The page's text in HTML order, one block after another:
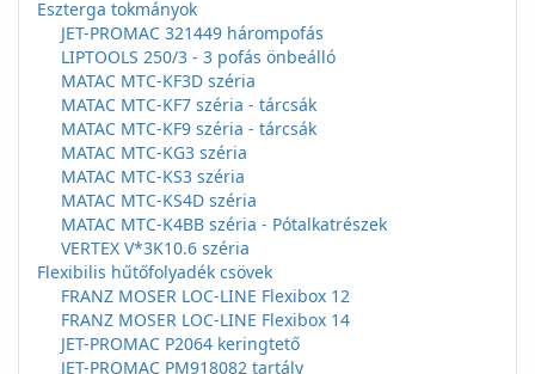
Eszterga tokmányok
JET-PROMAC 321449 hárompofás
LIPTOOLS 250/3 - 3 pofás önbeálló
MATAC MTC-KF3D széria
MATAC MTC-KF7 széria - tárcsák
MATAC MTC-KF9 széria - tárcsák
MATAC MTC-KG3 széria
MATAC MTC-KS3 széria
MATAC MTC-KS4D széria
MATAC MTC-K4BB széria - Pótalkatrészek
VERTEX V*3K10.6 széria
Flexibilis hűtőfolyadék csövek
FRANZ MOSER LOC-LINE Flexibox 12
FRANZ MOSER LOC-LINE Flexibox 14
JET-PROMAC P2064 keringtető
JET-PROMAC PM918082 tartály